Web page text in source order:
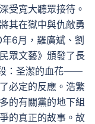
受寬大聽眾接待。
其在獄中與仇敵勇
6月，羅廣斌、劉
眾文藝》頒發了長
段：圣潔的血花——
必定的反應。浩繁
的有關黨的地下組
的真正的故事。故